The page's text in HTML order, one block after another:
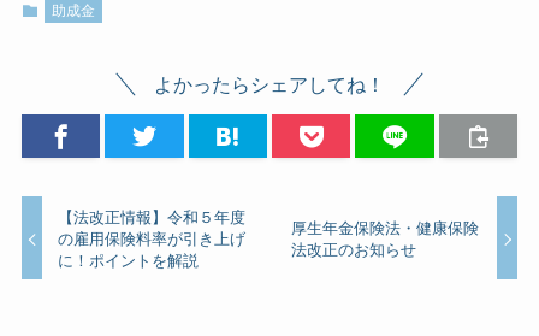
助成金
よかったらシェアしてね！
【法改正情報】令和５年度
の雇用保険料率が引き上げ
に！ポイントを解説
厚生年金保険法・健康保険
法改正のお知らせ